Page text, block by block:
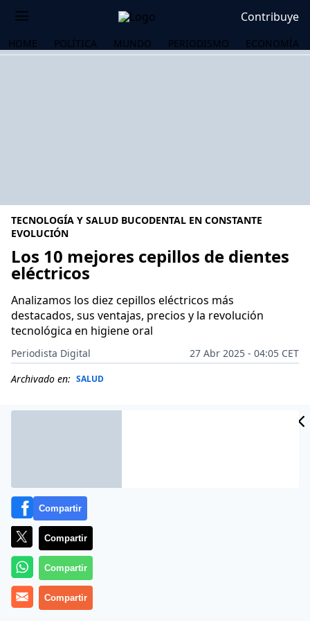
Contribuye
HOME POLÍTICA MUNDO PERIODISMO ECONOMÍA
TECNOLOGÍA Y SALUD BUCODENTAL EN CONSTANTE
EVOLUCIÓN
Los 10 mejores cepillos de dientes
eléctricos
Analizamos los diez cepillos eléctricos más
destacados, sus ventajas, precios y la revolución
tecnológica en higiene oral
Periodista Digital
27 Abr 2025 - 04:05 CET
Archivado en: SALUD
Más información
Compartir
Compartir
Compartir
Compartir